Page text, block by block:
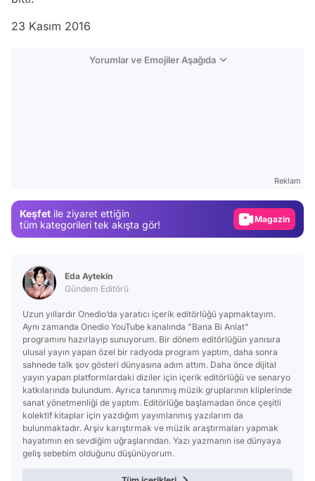
23 Kasım 2016
Yorumlar ve Emojiler Aşağıda
Reklam
Keşfet ile ziyaret ettiğin
tüm kategorileri tek akışta gör!
Video
Eda Aytekin
Gündem Editörü
Uzun yıllardır Onedio’da yaratıcı içerik editörlüğü yapmaktayım.
Aynı zamanda Onedio YouTube kanalında "Bana Bi Anlat"
programını hazırlayıp sunuyorum. Bir dönem editörlüğün yanısıra
ulusal yayın yapan özel bir radyoda program yaptım, daha sonra
sahnede talk şov gösteri dünyasına adım attım. Daha önce dijital
yayın yapan platformlardaki diziler için içerik editörlüğü ve senaryo
katkılarında bulundum. Ayrıca tanınmış müzik gruplarının kliplerinde
sanat yönetmenliği de yaptım. Editörlüğe başlamadan önce çeşitli
kolektif kitaplar için yazdığım yayımlanmış yazılarım da
bulunmaktadır. Arşiv karıştırmak ve müzik araştırmaları yapmak
hayatımın en sevdiğim uğraşlarından. Yazı yazmanın ise dünyaya
geliş sebebim olduğunu düşünüyorum.